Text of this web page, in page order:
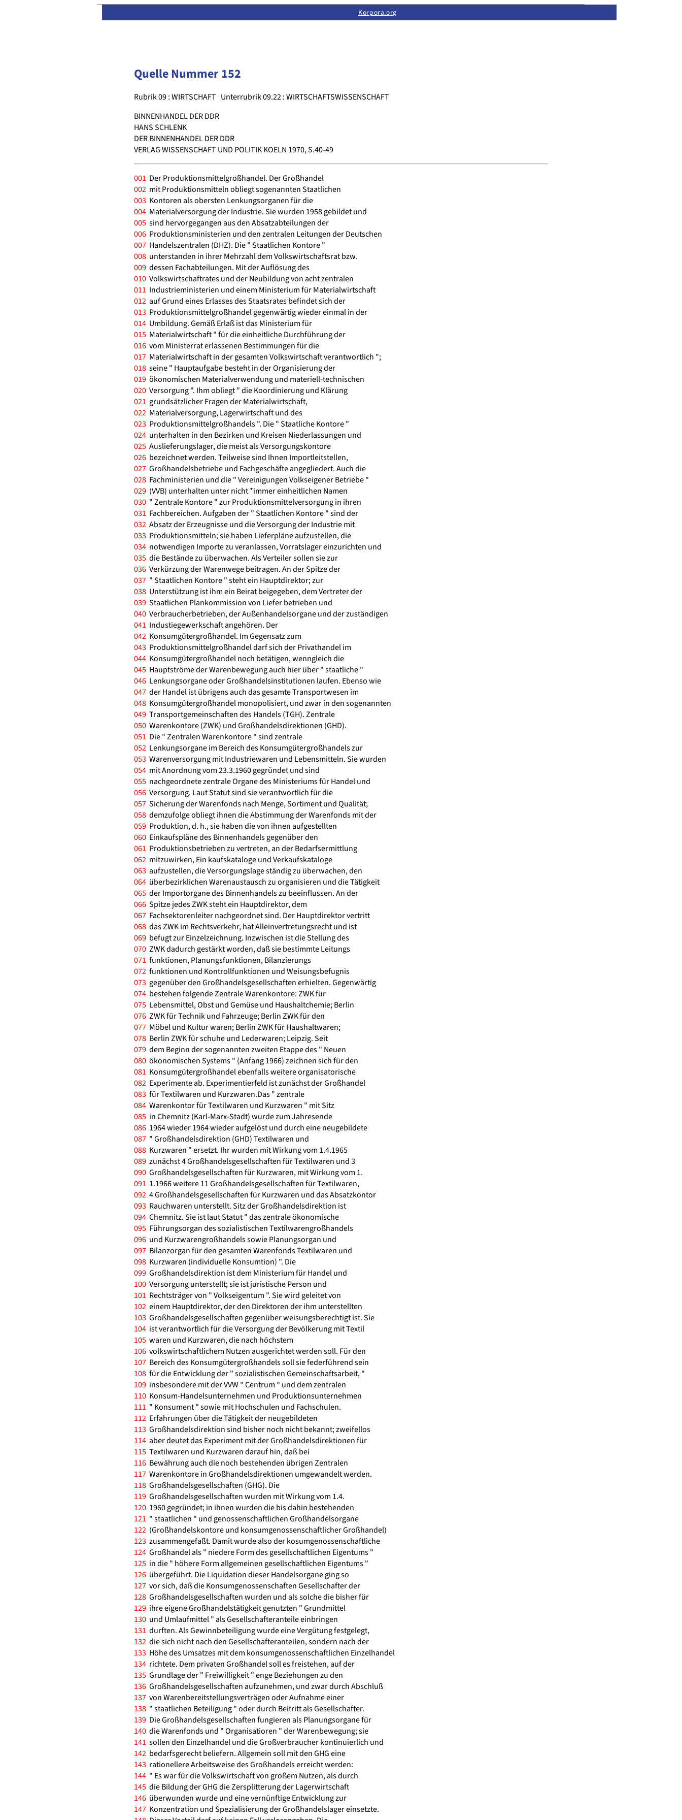
Feedback·Korpora.org
Quelle Nummer 152
Rubrik 09 : WIRTSCHAFT Unterrubrik 09.22 : WIRTSCHAFTSWISSENSCHAFT
BINNENHANDEL DER DDR
HANS SCHLENK
DER BINNENHANDEL DER DDR
VERLAG WISSENSCHAFT UND POLITIK KOELN 1970, S.40-49
001 Der Produktionsmittelgroßhandel. Der Großhandel
002 mit Produktionsmitteln obliegt sogenannten Staatlichen
003 Kontoren als obersten Lenkungsorganen für die
004 Materialversorgung der Industrie. Sie wurden 1958 gebildet und
005 sind hervorgegangen aus den Absatzabteilungen der
006 Produktionsministerien und den zentralen Leitungen der Deutschen
007 Handelszentralen (DHZ). Die " Staatlichen Kontore "
008 unterstanden in ihrer Mehrzahl dem Volkswirtschaftsrat bzw.
009 dessen Fachabteilungen. Mit der Auflösung des
010 Volkswirtschaftrates und der Neubildung von acht zentralen
011 Industrieministerien und einem Ministerium für Materialwirtschaft
012 auf Grund eines Erlasses des Staatsrates befindet sich der
013 Produktionsmittelgroßhandel gegenwärtig wieder einmal in der
014 Umbildung. Gemäß Erlaß ist das Ministerium für
015 Materialwirtschaft " für die einheitliche Durchführung der
016 vom Ministerrat erlassenen Bestimmungen für die
017 Materialwirtschaft in der gesamten Volkswirtschaft verantwortlich ";
018 seine " Hauptaufgabe besteht in der Organisierung der
019 ökonomischen Materialverwendung und materiell-technischen
020 Versorgung ". Ihm obliegt " die Koordinierung und Klärung
021 grundsätzlicher Fragen der Materialwirtschaft,
022 Materialversorgung, Lagerwirtschaft und des
023 Produktionsmittelgroßhandels ". Die " Staatliche Kontore "
024 unterhalten in den Bezirken und Kreisen Niederlassungen und
025 Auslieferungslager, die meist als Versorgungskontore
026 bezeichnet werden. Teilweise sind Ihnen Importleitstellen,
027 Großhandelsbetriebe und Fachgeschäfte angegliedert. Auch die
028 Fachministerien und die " Vereinigungen Volkseigener Betriebe "
029 (VVB) unterhalten unter nicht *immer einheitlichen Namen
030 " Zentrale Kontore " zur Produktionsmittelversorgung in ihren
031 Fachbereichen. Aufgaben der " Staatlichen Kontore " sind der
032 Absatz der Erzeugnisse und die Versorgung der Industrie mit
033 Produktionsmitteln; sie haben Lieferpläne aufzustellen, die
034 notwendigen Importe zu veranlassen, Vorratslager einzurichten und
035 die Bestände zu überwachen. Als Verteiler sollen sie zur
036 Verkürzung der Warenwege beitragen. An der Spitze der
037 " Staatlichen Kontore " steht ein Hauptdirektor; zur
038 Unterstützung ist ihm ein Beirat beigegeben, dem Vertreter der
039 Staatlichen Plankommission von Liefer betrieben und
040 Verbraucherbetrieben, der Außenhandelsorgane und der zuständigen
041 Industiegewerkschaft angehören. Der
042 Konsumgütergroßhandel. Im Gegensatz zum
043 Produktionsmittelgroßhandel darf sich der Privathandel im
044 Konsumgütergroßhandel noch betätigen, wenngleich die
045 Hauptströme der Warenbewegung auch hier über " staatliche "
046 Lenkungsorgane oder Großhandelsinstitutionen laufen. Ebenso wie
047 der Handel ist übrigens auch das gesamte Transportwesen im
048 Konsumgütergroßhandel monopolisiert, und zwar in den sogenannten
049 Transportgemeinschaften des Handels (TGH). Zentrale
050 Warenkontore (ZWK) und Großhandelsdirektionen (GHD).
051 Die " Zentralen Warenkontore " sind zentrale
052 Lenkungsorgane im Bereich des Konsumgütergroßhandels zur
053 Warenversorgung mit Industriewaren und Lebensmitteln. Sie wurden
054 mit Anordnung vom 23.3.1960 gegründet und sind
055 nachgeordnete zentrale Organe des Ministeriums für Handel und
056 Versorgung. Laut Statut sind sie verantwortlich für die
057 Sicherung der Warenfonds nach Menge, Sortiment und Qualität;
058 demzufolge obliegt ihnen die Abstimmung der Warenfonds mit der
059 Produktion, d. h., sie haben die von ihnen aufgestellten
060 Einkaufspläne des Binnenhandels gegenüber den
061 Produktionsbetrieben zu vertreten, an der Bedarfsermittlung
062 mitzuwirken, Ein kaufskataloge und Verkaufskataloge
063 aufzustellen, die Versorgungslage ständig zu überwachen, den
064 überbezirklichen Warenaustausch zu organisieren und die Tätigkeit
065 der Importorgane des Binnenhandels zu beeinflussen. An der
066 Spitze jedes ZWK steht ein Hauptdirektor, dem
067 Fachsektorenleiter nachgeordnet sind. Der Hauptdirektor vertritt
068 das ZWK im Rechtsverkehr, hat Alleinvertretungsrecht und ist
069 befugt zur Einzelzeichnung. Inzwischen ist die Stellung des
070 ZWK dadurch gestärkt worden, daß sie bestimmte Leitungs
071 funktionen, Planungsfunktionen, Bilanzierungs
072 funktionen und Kontrollfunktionen und Weisungsbefugnis
073 gegenüber den Großhandelsgesellschaften erhielten. Gegenwärtig
074 bestehen folgende Zentrale Warenkontore: ZWK für
075 Lebensmittel, Obst und Gemüse und Haushaltchemie; Berlin
076 ZWK für Technik und Fahrzeuge; Berlin ZWK für den
077 Möbel und Kultur waren; Berlin ZWK für Haushaltwaren;
078 Berlin ZWK für schuhe und Lederwaren; Leipzig. Seit
079 dem Beginn der sogenannten zweiten Etappe des " Neuen
080 ökonomischen Systems " (Anfang 1966) zeichnen sich für den
081 Konsumgütergroßhandel ebenfalls weitere organisatorische
082 Experimente ab. Experimentierfeld ist zunächst der Großhandel
083 für Textilwaren und Kurzwaren.Das " zentrale
084 Warenkontor für Textilwaren und Kurzwaren " mit Sitz
085 in Chemnitz (Karl-Marx-Stadt) wurde zum Jahresende
086 1964 wieder 1964 wieder aufgelöst und durch eine neugebildete
087 " Großhandelsdirektion (GHD) Textilwaren und
088 Kurzwaren " ersetzt. Ihr wurden mit Wirkung vom 1.4.1965
089 zunächst 4 Großhandelsgesellschaften für Textilwaren und 3
090 Großhandelsgesellschaften für Kurzwaren, mit Wirkung vom 1.
091 1.1966 weitere 11 Großhandelsgesellschaften für Textilwaren,
092 4 Großhandelsgesellschaften für Kurzwaren und das Absatzkontor
093 Rauchwaren unterstellt. Sitz der Großhandelsdirektion ist
094 Chemnitz. Sie ist laut Statut " das zentrale ökonomische
095 Führungsorgan des sozialistischen Textilwarengroßhandels
096 und Kurzwarengroßhandels sowie Planungsorgan und
097 Bilanzorgan für den gesamten Warenfonds Textilwaren und
098 Kurzwaren (individuelle Konsumtion) ". Die
099 Großhandelsdirektion ist dem Ministerium für Handel und
100 Versorgung unterstellt; sie ist juristische Person und
101 Rechtsträger von " Volkseigentum ". Sie wird geleitet von
102 einem Hauptdirektor, der den Direktoren der ihm unterstellten
103 Großhandelsgesellschaften gegenüber weisungsberechtigt ist. Sie
104 ist verantwortlich für die Versorgung der Bevölkerung mit Textil
105 waren und Kurzwaren, die nach höchstem
106 volkswirtschaftlichem Nutzen ausgerichtet werden soll. Für den
107 Bereich des Konsumgütergroßhandels soll sie federführend sein
108 für die Entwicklung der " sozialistischen Gemeinschaftsarbeit, "
109 insbesondere mit der VVW " Centrum " und dem zentralen
110 Konsum-Handelsunternehmen und Produktionsunternehmen
111 " Konsument " sowie mit Hochschulen und Fachschulen.
112 Erfahrungen über die Tätigkeit der neugebildeten
113 Großhandelsdirektion sind bisher noch nicht bekannt; zweifellos
114 aber deutet das Experiment mit der Großhandelsdirektionen für
115 Textilwaren und Kurzwaren darauf hin, daß bei
116 Bewährung auch die noch bestehenden übrigen Zentralen
117 Warenkontore in Großhandelsdirektionen umgewandelt werden.
118 Großhandelsgesellschaften (GHG). Die
119 Großhandelsgesellschaften wurden mit Wirkung vom 1.4.
120 1960 gegründet; in ihnen wurden die bis dahin bestehenden
121 " staatlichen " und genossenschaftlichen Großhandelsorgane
122 (Großhandelskontore und konsumgenossenschaftlicher Großhandel)
123 zusammengefaßt. Damit wurde also der kosumgenossenschaftliche
124 Großhandel als " niedere Form des gesellschaftlichen Eigentums "
125 in die " höhere Form allgemeinen gesellschaftlichen Eigentums "
126 übergeführt. Die Liquidation dieser Handelsorgane ging so
127 vor sich, daß die Konsumgenossenschaften Gesellschafter der
128 Großhandelsgesellschaften wurden und als solche die bisher für
129 ihre eigene Großhandelstätigkeit genutzten " Grundmittel
130 und Umlaufmittel " als Gesellschafteranteile einbringen
131 durften. Als Gewinnbeteiligung wurde eine Vergütung festgelegt,
132 die sich nicht nach den Gesellschafteranteilen, sondern nach der
133 Höhe des Umsatzes mit dem konsumgenossenschaftlichen Einzelhandel
134 richtete. Dem privaten Großhandel soll es freistehen, auf der
135 Grundlage der " Freiwilligkeit " enge Beziehungen zu den
136 Großhandelsgesellschaften aufzunehmen, und zwar durch Abschluß
137 von Warenbereitstellungsverträgen oder Aufnahme einer
138 " staatlichen Beteiligung " oder durch Beitritt als Gesellschafter.
139 Die Großhandelsgesellschaften fungieren als Planungsorgane für
140 die Warenfonds und " Organisatioren " der Warenbewegung; sie
141 sollen den Einzelhandel und die Großverbraucher kontinuierlich und
142 bedarfsgerecht beliefern. Allgemein soll mit den GHG eine
143 rationellere Arbeitsweise des Großhandels erreicht werden:
144 " Es war für die Volkswirtschaft von großem Nutzen, als durch
145 die Bildung der GHG die Zersplitterung der Lagerwirtschaft
146 überwunden wurde und eine vernünftige Entwicklung zur
147 Konzentration und Spezialisierung der Großhandelslager einsetzte.
Korpora.org